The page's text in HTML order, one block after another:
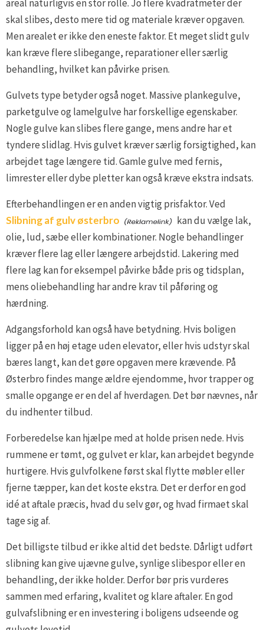
areal naturligvis en stor rolle. Jo flere kvadratmeter der
skal slibes, desto mere tid og materiale kræver opgaven.
Men arealet er ikke den eneste faktor. Et meget slidt gulv
kan kræve flere slibegange, reparationer eller særlig
behandling, hvilket kan påvirke prisen.
Gulvets type betyder også noget. Massive plankegulve,
parketgulve og lamelgulve har forskellige egenskaber.
Nogle gulve kan slibes flere gange, mens andre har et
tyndere slidlag. Hvis gulvet kræver særlig forsigtighed, kan
arbejdet tage længere tid. Gamle gulve med fernis,
limrester eller dybe pletter kan også kræve ekstra indsats.
Efterbehandlingen er en anden vigtig prisfaktor. Ved
Slibning af gulv østerbro
kan du vælge lak,
olie, lud, sæbe eller kombinationer. Nogle behandlinger
kræver flere lag eller længere arbejdstid. Lakering med
flere lag kan for eksempel påvirke både pris og tidsplan,
mens oliebehandling har andre krav til påføring og
hærdning.
Adgangsforhold kan også have betydning. Hvis boligen
ligger på en høj etage uden elevator, eller hvis udstyr skal
bæres langt, kan det gøre opgaven mere krævende. På
Østerbro findes mange ældre ejendomme, hvor trapper og
smalle opgange er en del af hverdagen. Det bør nævnes, når
du indhenter tilbud.
Forberedelse kan hjælpe med at holde prisen nede. Hvis
rummene er tømt, og gulvet er klar, kan arbejdet begynde
hurtigere. Hvis gulvfolkene først skal flytte møbler eller
fjerne tæpper, kan det koste ekstra. Det er derfor en god
idé at aftale præcis, hvad du selv gør, og hvad firmaet skal
tage sig af.
Det billigste tilbud er ikke altid det bedste. Dårligt udført
slibning kan give ujævne gulve, synlige slibespor eller en
behandling, der ikke holder. Derfor bør pris vurderes
sammen med erfaring, kvalitet og klare aftaler. En god
gulvafslibning er en investering i boligens udseende og